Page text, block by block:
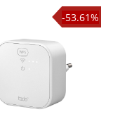
-53.61%